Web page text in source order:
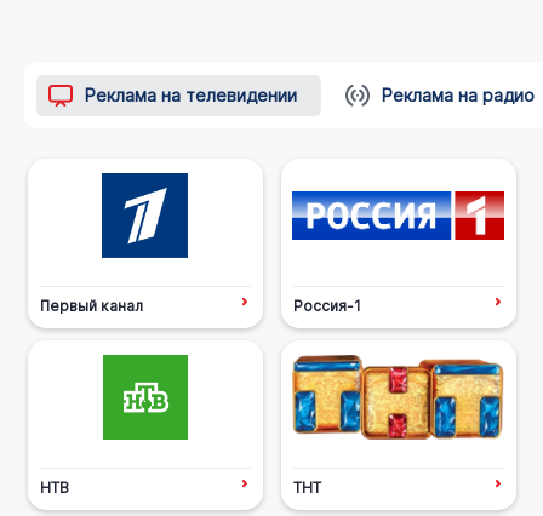
Реклама на телевидении Реклама на радио
Первый канал Россия-1
НТВ ТНТ